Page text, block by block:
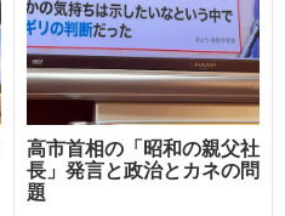
高市首相の「昭和の親父社
長」発言と政治とカネの問
題